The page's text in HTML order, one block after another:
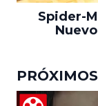
Spider-